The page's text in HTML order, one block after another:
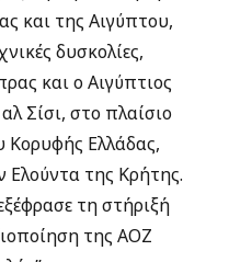
και της Αιγύπτου,
δυσκολίες,
και ο Αιγύπτιος
Σίσι, στο πλαίσιο
Κορυφής Ελλάδας,
Ελούντα της Κρήτης.
τη στήριξή
της ΑΟΖ